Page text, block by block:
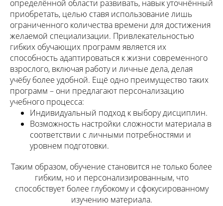
определённой области развивать, навык уточнённый
приобретать, целью ставя использование лишь
ограниченного количества времени для достижения
желаемой специализации. Привлекательностью
гибких обучающих программ является их
способность адаптироваться к жизни современного
взрослого, включая работу и личные дела, делая
учёбу более удобной. Ещё одно преимущество таких
программ – они предлагают персонализацию
учебного процесса:
Индивидуальный подход к выбору дисциплин.
Возможность настройки сложности материала в
соответствии с личными потребностями и
уровнем подготовки.
Таким образом, обучение становится не только более
гибким, но и персонализированным, что
способствует более глубокому и сфокусированному
изучению материала.